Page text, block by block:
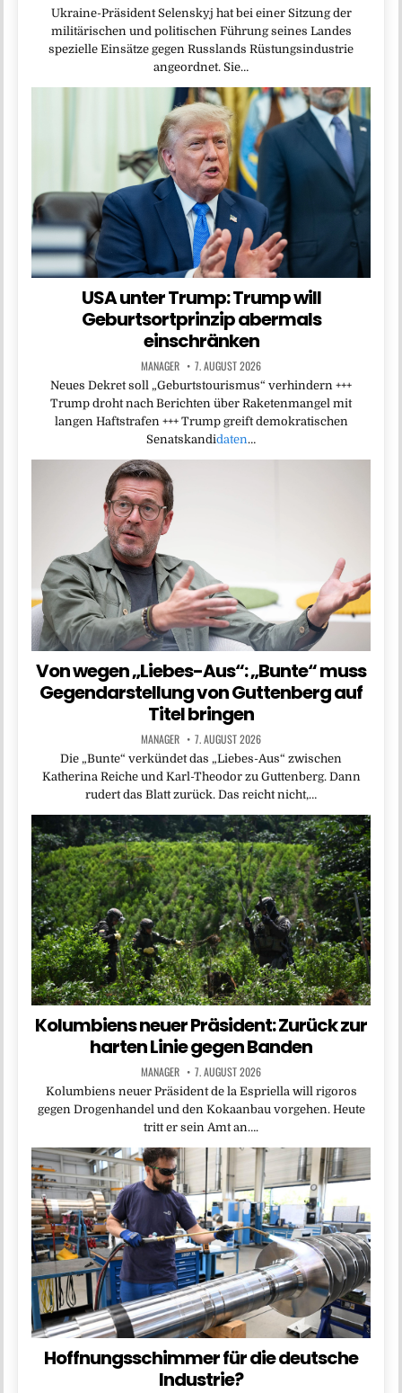
Ukraine-Präsident Selenskyj hat bei einer Sitzung der
militärischen und politischen Führung seines Landes
spezielle Einsätze gegen Russlands Rüstungsindustrie
angeordnet. Sie…
USA unter Trump: Trump will
Geburtsortprinzip abermals
einschränken
MANAGER 7. AUGUST 2026
Neues Dekret soll „Geburtstourismus“ verhindern +++
Trump droht nach Berichten über Raketenmangel mit
langen Haftstrafen +++ Trump greift demokratischen
Senatskandidaten…
Von wegen „Liebes-Aus“: „Bunte“ muss
Gegendarstellung von Guttenberg auf
Titel bringen
MANAGER 7. AUGUST 2026
Die „Bunte“ verkündet das „Liebes-Aus“ zwischen
Katherina Reiche und Karl-Theodor zu Guttenberg. Dann
rudert das Blatt zurück. Das reicht nicht,…
Kolumbiens neuer Präsident: Zurück zur
harten Linie gegen Banden
MANAGER 7. AUGUST 2026
Kolumbiens neuer Präsident de la Espriella will rigoros
gegen Drogenhandel und den Kokaanbau vorgehen. Heute
tritt er sein Amt an….
Hoffnungsschimmer für die deutsche
Industrie?